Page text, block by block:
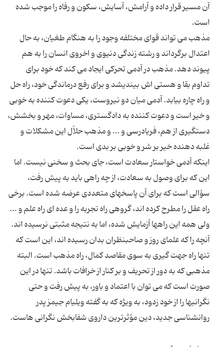
آن مسیر قرار داده و آرامش، آسایش، سکون و رفاه را موجب شده
مذهب می تواند قوای مختلفه وجود را به هنگام طغیان، به حال
اعتدال برگرداند و رشته زندگی دنیوی و اخروی انسان را به هم
پیوند دهد. مذهب در آدمی تحرکی ایجاد می کند که خود برای
تداوم بقا و هستی اش بیندیشد و برای رفع درماندگی خود، راه حل
و راه چاره بیابد. آدمی میان دو نیروست، یکی دعوت کننده به خوبی
و خیر است و دعوت کننده به دادگستری، مساوات، مهر و بخشش،
دستگیری از هم، فریادرسی و ... و مذهب حلاّل این مشکلات و
اینکه آدمی خواستار سعادت است، جای بحث و سخنی نیست. اما
این که برای وصول به سعادت، از چه راهی باید به پیش رفت،
سؤالی است که برای آن پاسخهای متعددی عرضه شده است. برخی
راه عقل را مطرح کرده اند، گروهی راه تجربه را و عده ای راه علم و ...
آنچه را که علمای روز و صاحبنظران بدان رسیده اند، این است که
تنها راه جهت گیری به سوی مقاصد کمال، راه مذهب است. البته
مذهبی که به دور از تحریف و بر کنار از خرافات باشد. تنها در این
صورت است که می توان با اعتماد و باور، به پیش رفت و حتی
نگرانیها را از خود زدود، به ویژه که به گفته ویلیام جیمز پدر